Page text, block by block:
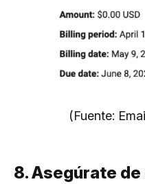
(Fuente:
8. Asegúrate